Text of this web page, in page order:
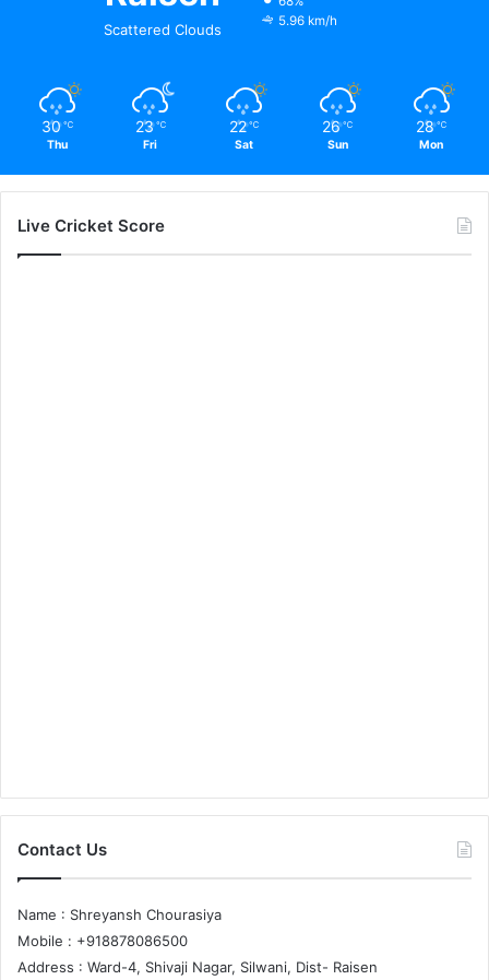
Scattered Clouds
5.96 km/h
30 ℃
Thu
23 ℃
Fri
22 ℃
Sat
26 ℃
Sun
28 ℃
Mon
Live Cricket Score
Contact Us
Name : Shreyansh Chourasiya
Mobile : +918878086500
Address : Ward-4, Shivaji Nagar, Silwani, Dist- Raisen